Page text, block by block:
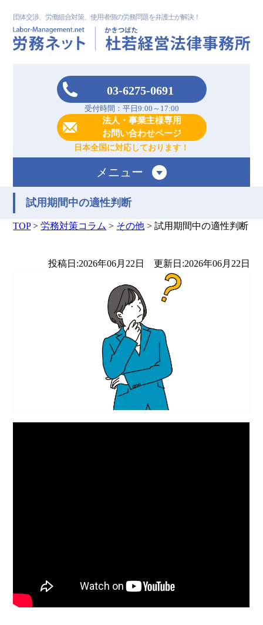
団体交渉、労働組合対策、使用者側の労務問題を弁護士が解決！
03-6275-0691
受付時間：平日9:00～17:00
法人・事業主様専用
お問い合わせページ
日本全国に対応しております！
メニュー
試用期間中の適性判断
TOP>労務対策コラム > その他 >試用期間中の適性判断
投稿日:2026年06月22日 更新日:2026年06月22日